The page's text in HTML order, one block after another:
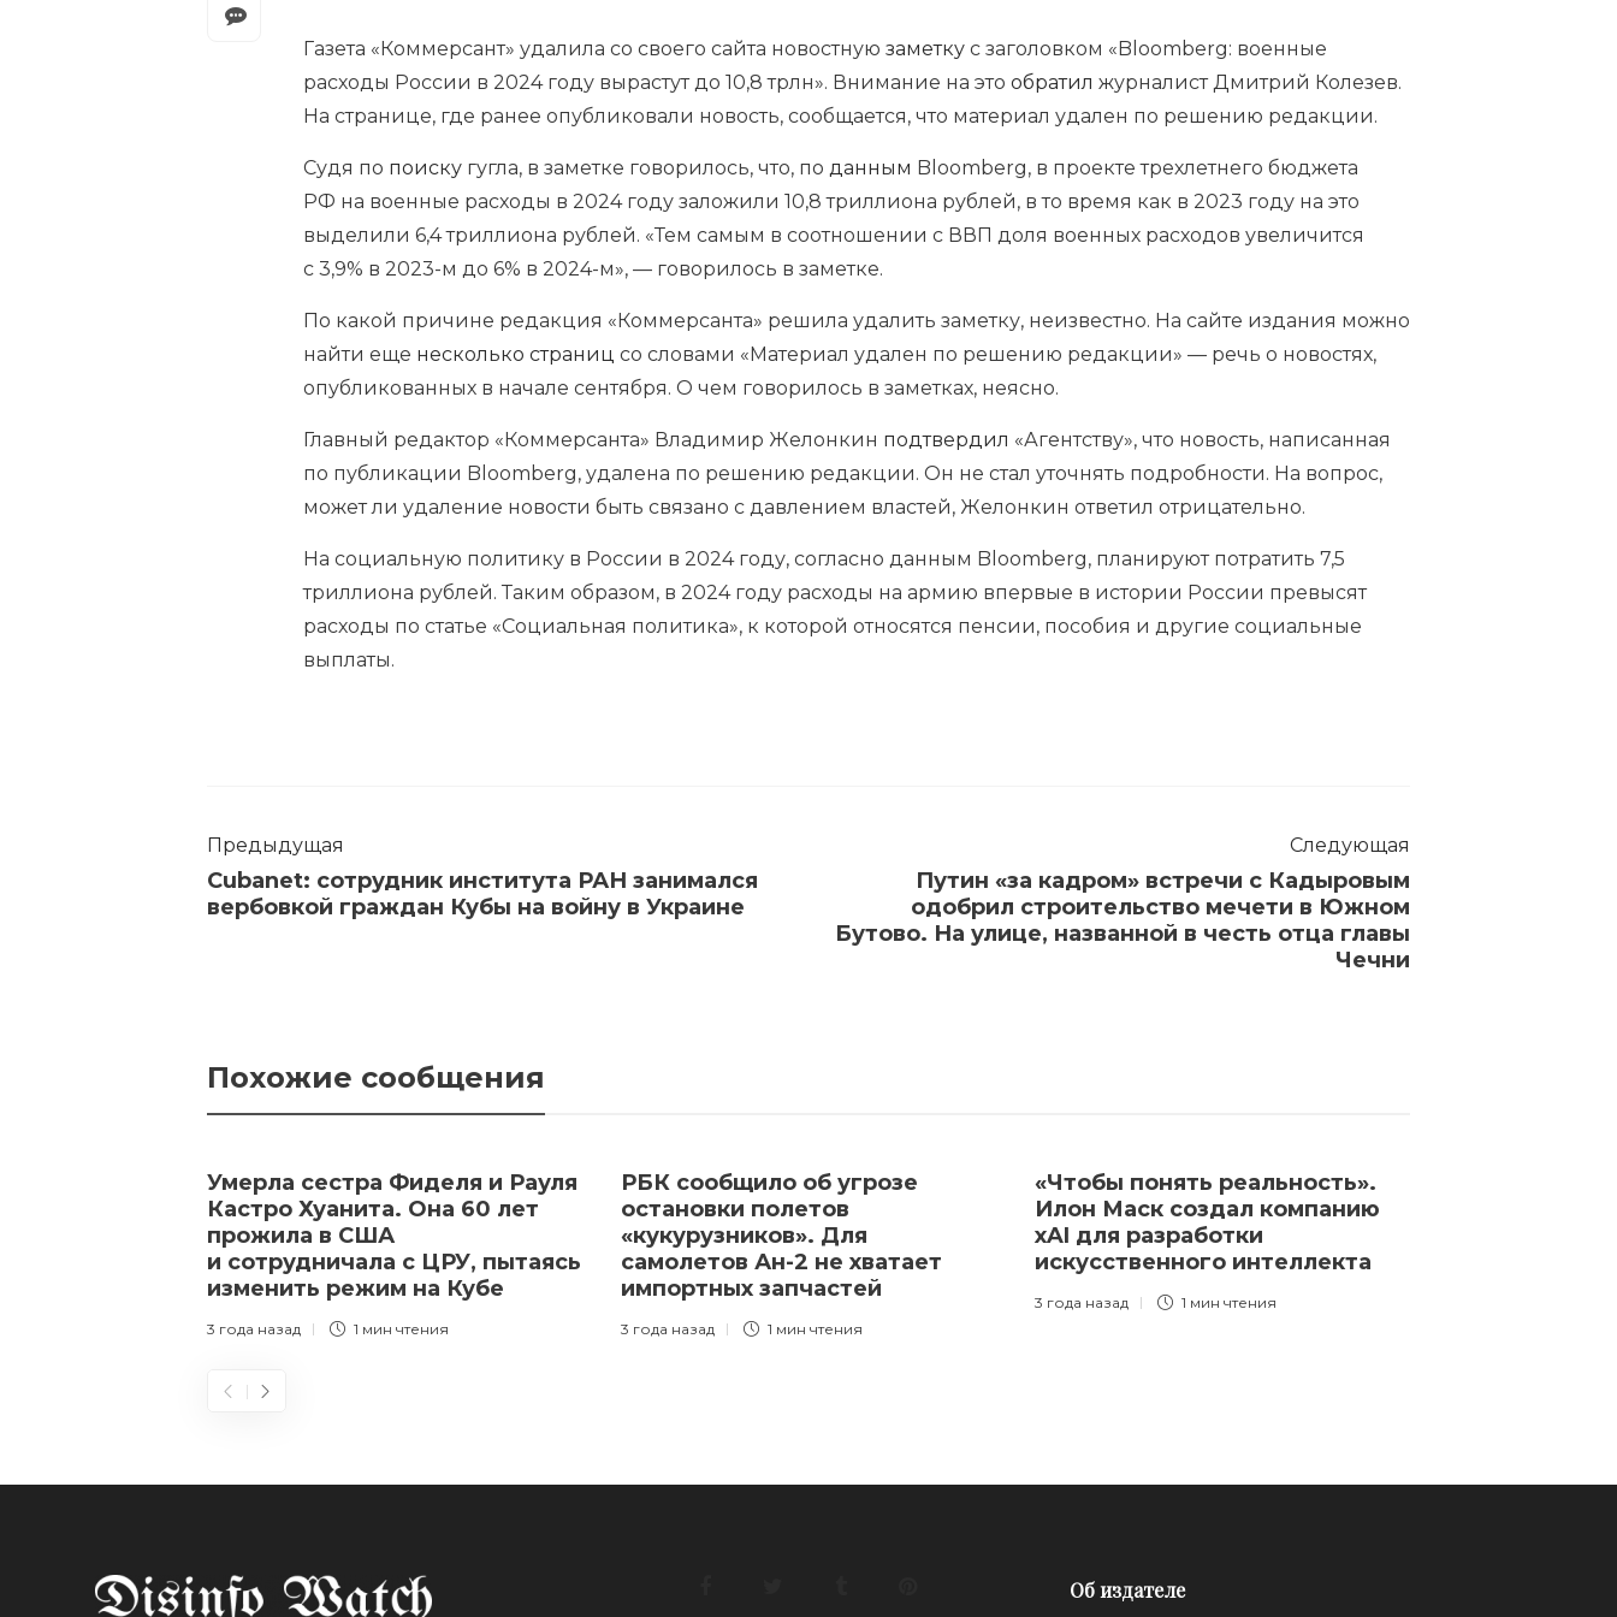
Газета «Коммерсант» удалила со своего сайта новостную заметку с заголовком «Bloomberg: военные
расходы России в 2024 году вырастут до 10,8 трлн». Внимание на это обратил журналист Дмитрий Колезев.
На странице, где ранее опубликовали новость, сообщается, что материал удален по решению редакции.
Судя по поиску гугла, в заметке говорилось, что, по данным Bloomberg, в проекте трехлетнего бюджета
РФ на военные расходы в 2024 году заложили 10,8 триллиона рублей, в то время как в 2023 году на это
выделили 6,4 триллиона рублей. «Тем самым в соотношении с ВВП доля военных расходов увеличится
с 3,9% в 2023-м до 6% в 2024-м», — говорилось в заметке.
По какой причине редакция «Коммерсанта» решила удалить заметку, неизвестно. На сайте издания можно
найти еще несколько страниц со словами «Материал удален по решению редакции» — речь о новостях,
опубликованных в начале сентября. О чем говорилось в заметках, неясно.
Главный редактор «Коммерсанта» Владимир Желонкин подтвердил «Агентству», что новость, написанная
по публикации Bloomberg, удалена по решению редакции. Он не стал уточнять подробности. На вопрос,
может ли удаление новости быть связано с давлением властей, Желонкин ответил отрицательно.
На социальную политику в России в 2024 году, согласно данным Bloomberg, планируют потратить 7,5
триллиона рублей. Таким образом, в 2024 году расходы на армию впервые в истории России превысят
расходы по статье «Социальная политика», к которой относятся пенсии, пособия и другие социальные
выплаты.
Предыдущая
Cubanet: cотрудник института РАН занимался
вербовкой граждан Кубы на войну в Украине
Следующая
Путин «за кадром» встречи с Кадыровым
одобрил строительство мечети в Южном
Бутово. На улице, названной в честь отца главы
Чечни
Похожие сообщения
Умерла сестра Фиделя и Рауля
Кастро Хуанита. Она 60 лет
прожила в США
и сотрудничала с ЦРУ, пытаясь
изменить режим на Кубе
3 года назад 1 мин чтения
РБК сообщило об угрозе
остановки полетов
«кукурузников». Для
самолетов Ан-2 не хватает
импортных запчастей
3 года назад 1 мин чтения
«Чтобы понять реальность».
Илон Маск создал компанию
xAI для разработки
искусственного интеллекта
3 года назад 1 мин чтения
Об издателе